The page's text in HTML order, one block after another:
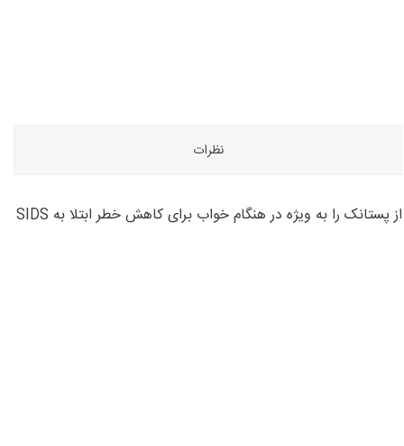
نظرات
کودک تازه متولد شده برای رفع آرامش و خوابیدن نیاز به سینه دارد. پستانک اثر آرام بخشی را ارائه می دهد. بسیاری از متخصصان استفاده از پستانک را به ویژه در هنگام خواب برای کاهش خطر ابتلا به SIDS